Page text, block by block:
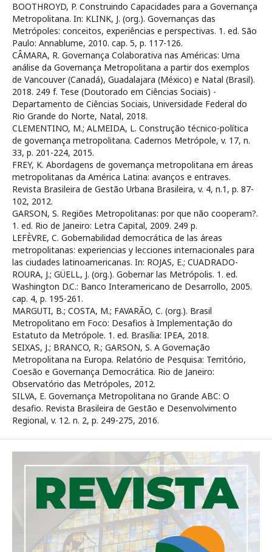
BOOTHROYD, P. Construindo Capacidades para a Governança
Metropolitana. In: KLINK, J. (org.). Governanças das
Metrópoles: conceitos, experiências e perspectivas. 1. ed. São
Paulo: Annablume, 2010. cap. 5, p. 117-126.
CÂMARA, R. Governança Colaborativa nas Américas: Uma
análise da Governança Metropolitana a partir dos exemplos
de Vancouver (Canadá), Guadalajara (México) e Natal (Brasil).
2018. 249 f. Tese (Doutorado em Ciências Sociais) -
Departamento de Ciências Sociais, Universidade Federal do
Rio Grande do Norte, Natal, 2018.
CLEMENTINO, M.; ALMEIDA, L. Construção técnico-política
de governança metropolitana. Cadernos Metrópole, v. 17, n.
33, p. 201-224, 2015.
FREY, K. Abordagens de governança metropolitana em áreas
metropolitanas da América Latina: avanços e entraves.
Revista Brasileira de Gestão Urbana Brasileira, v. 4, n.1, p. 87-
102, 2012.
GARSON, S. Regiões Metropolitanas: por que não cooperam?.
1. ed. Rio de Janeiro: Letra Capital, 2009. 249 p.
LEFÈVRE, C. Gobernabilidad democrática de las áreas
metropolitanas: experiencias y lecciones internacionales para
las ciudades latinoamericanas. In: ROJAS, E.; CUADRADO-
ROURA, J.; GÜELL, J. (org.). Gobernar las Metrópolis. 1. ed.
Washington D.C.: Banco Interamericano de Desarrollo, 2005.
cap. 4, p. 195-261.
MARGUTI, B.; COSTA, M.; FAVARÃO, C. (org.). Brasil
Metropolitano em Foco: Desafios à Implementação do
Estatuto da Metrópole. 1. ed. Brasília: IPEA, 2018.
SEIXAS, J.; BRANCO, R.; GARSON, S. A Governação
Metropolitana na Europa. Relatório de Pesquisa: Território,
Coesão e Governança Democrática. Rio de Janeiro:
Observatório das Metrópoles, 2012.
SILVA, E. Governança Metropolitana no Grande ABC: O
desafio. Revista Brasileira de Gestão e Desenvolvimento
Regional, v. 12. n. 2, p. 249-275, 2016.